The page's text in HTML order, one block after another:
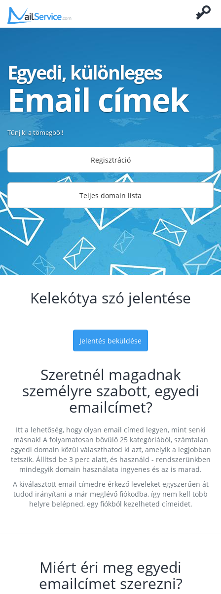
Egyedi, különleges
Email címek
Tűnj ki a tömegből!
Regisztráció
Teljes domain lista
Kelekótya szó jelentése
Jelentés beküldése
Szeretnél magadnak
személyre szabott, egyedi
emailcímet?
Itt a lehetőség, hogy olyan email címed legyen, mint senki
másnak! A folyamatosan bővülő 25 kategóriából, számtalan
egyedi domain közül választhatod ki azt, amelyik a legjobban
tetszik. Állítsd be 3 perc alatt, és használd - rendszerünkben
mindegyik domain használata ingyenes és az is marad.
A kiválasztott email címedre érkező leveleket egyszerűen át
tudod irányítani a már meglévő fiókodba, így nem kell több
helyre belépned, egy fiókból kezelheted címeidet.
Miért éri meg egyedi
emailcímet szerezni?